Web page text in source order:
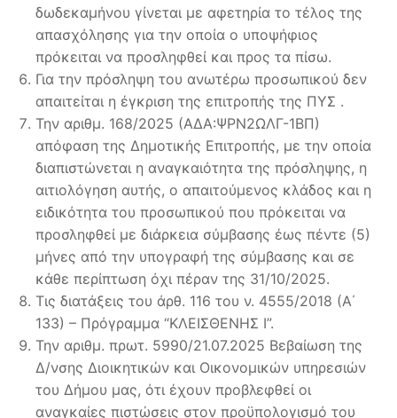
δωδεκαμήνου γίνεται με αφετηρία το τέλος της
απασχόλησης για την οποία ο υποψήφιος
πρόκειται να προσληφθεί και προς τα πίσω.
Για την πρόσληψη του ανωτέρω προσωπικού δεν
απαιτείται η έγκριση της επιτροπής της ΠΥΣ .
Την αριθμ. 168/2025 (ΑΔΑ:ΨΡΝ2ΩΛΓ-1ΒΠ)
απόφαση της Δημοτικής Επιτροπής, με την οποία
διαπιστώνεται η αναγκαιότητα της πρόσληψης, η
αιτιολόγηση αυτής, ο απαιτούμενος κλάδος και η
ειδικότητα του προσωπικού που πρόκειται να
προσληφθεί με διάρκεια σύμβασης έως πέντε (5)
μήνες από την υπογραφή της σύμβασης και σε
κάθε περίπτωση όχι πέραν της 31/10/2025.
Τις διατάξεις του άρθ. 116 του ν. 4555/2018 (Α΄
133) – Πρόγραμμα “ΚΛΕΙΣΘΕΝΗΣ Ι”.
Την αριθμ. πρωτ. 5990/21.07.2025 Βεβαίωση της
Δ/νσης Διοικητικών και Οικονομικών υπηρεσιών
του Δήμου μας, ότι έχουν προβλεφθεί οι
αναγκαίες πιστώσεις στον προϋπολογισμό του